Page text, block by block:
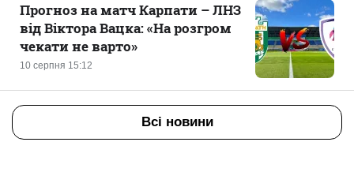
10 серпня 15:12
Прогноз на матч Карпати – ЛНЗ
від Віктора Вацка: «На розгром
чекати не варто»
Всі новини